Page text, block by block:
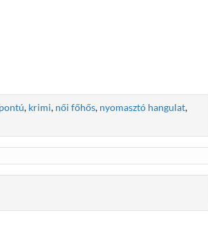
, krimi, női főhős, nyomasztó hangulat,